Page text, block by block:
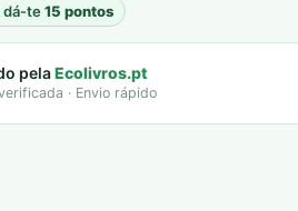
dá-te15 pontos
pelaEcolivros.pt
· Envio rápido